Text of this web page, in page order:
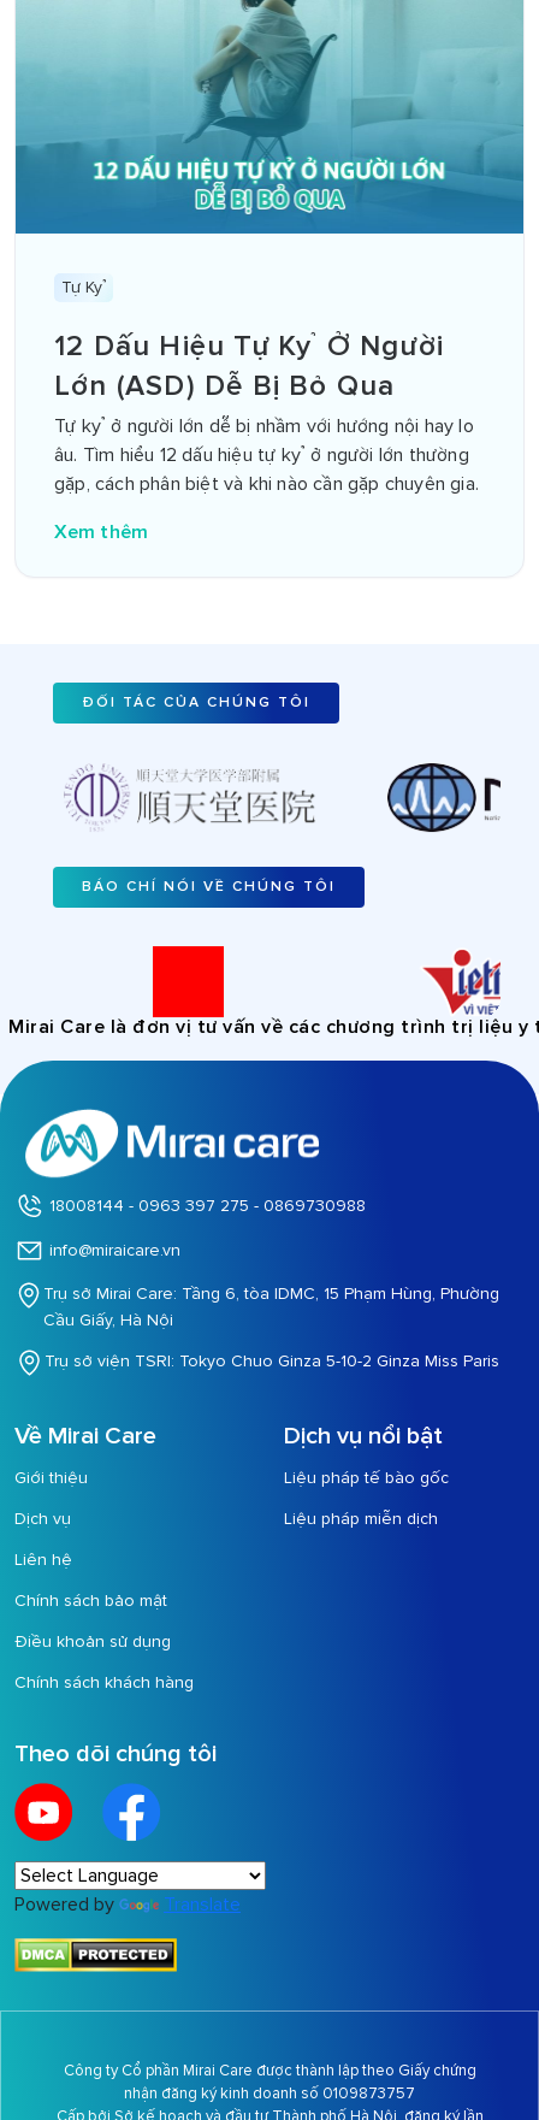
Tự Kỷ
12 Dấu Hiệu Tự Kỷ Ở Người
Lớn (ASD) Dễ Bị Bỏ Qua
Tự kỷ ở người lớn dễ bị nhầm với hướng nội hay lo
âu. Tìm hiểu 12 dấu hiệu tự kỷ ở người lớn thường
gặp, cách phân biệt và khi nào cần gặp chuyên gia.
Xem thêm
ĐỐI TÁC CỦA CHÚNG TÔI
BÁO CHÍ NÓI VỀ CHÚNG TÔI
Care là đơn vị tư vấn về các chương trình trị liệu y tế,
18008144 - 0963 397 275 - 0869730988
info@miraicare.vn
Trụ sở Mirai Care: Tầng 6, tòa IDMC, 15 Phạm Hùng, Phường
Cầu Giấy, Hà Nội
Trụ sở viện TSRI: Tokyo Chuo Ginza 5-10-2 Ginza Miss Paris
Về Mirai Care
Giới thiệu
Dịch vụ
Liên hệ
Chính sách bảo mật
Điều khoản sử dụng
Chính sách khách hàng
Dịch vụ nổi bật
Liệu pháp tế bào gốc
Liệu pháp miễn dịch
Theo dõi chúng tôi
Powered by Translate
Công ty Cổ phần Mirai Care được thành lập theo Giấy chứng
nhận đăng ký kinh doanh số 0109873757